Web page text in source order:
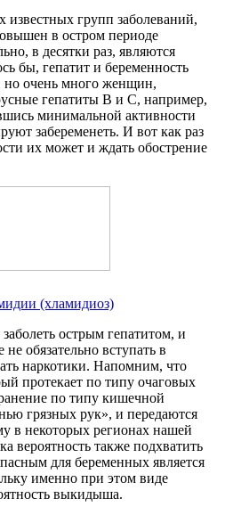
известных групп заболеваний,
в остром периоде
в десятки раз, являются
бы, гепатит и беременность
но очень много женщин,
гепатиты B и C, например,
минимальной активности
забеременеть. И вот как раз
их может и ждать обострение
(хламидиоз)
острым гепатитом, и
обязательно вступать в
наркотики. Напомним, что
протекает по типу очаговых
по типу кишечной
грязных рук», и передаются
в некоторых регионах нашей
вероятность также подхватить
для беременных является
именно при этом виде
выкидыша.